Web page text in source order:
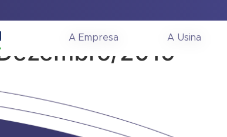
A Empresa A Usina
de
2019